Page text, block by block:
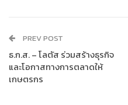
บาท อีกทั้งรางวัล Top
ตลอดวัน พร้อมทั้งส่วนลด
เพิ่มเติมจาก ShopeePay
สร้างเซอร์ไพร์สแบบไร้ขีดจ
PREV POST
ธ.ก.ส. – โลตัส ร่วมสร้างธุรกิจ
และโอกาสทางการตลาดให้
เกษตรกร